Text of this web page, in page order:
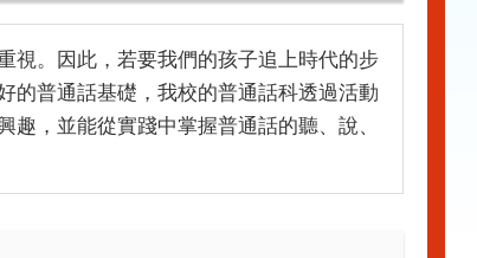
視。因此，若要我們的孩子追上時代的步
的普通話基礎，我校的普通話科透過活動
，並能從實踐中掌握普通話的聽、說、